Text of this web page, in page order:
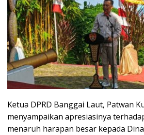
Ketua DPRD Banggai Laut, Patwan
menyampaikan apresiasinya
menaruh harapan besar kepada